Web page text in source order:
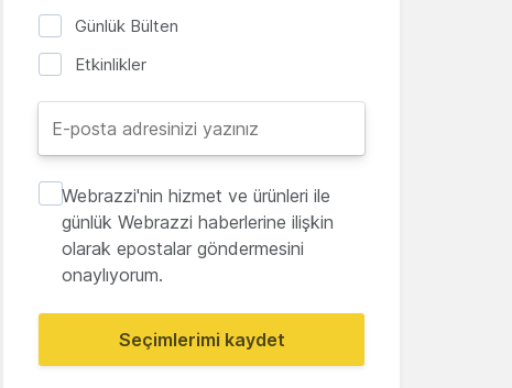
Günlük Bülten
Etkinlikler
Webrazzi'nin hizmet ve ürünleri ile
günlük Webrazzi haberlerine ilişkin
olarak epostalar göndermesini
onaylıyorum.
Seçimlerimi kaydet